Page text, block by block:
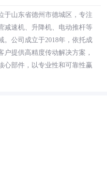
于山东省德州市德城区，专注
减速机、升降机、电动推杆等
。公司成立于2018年，依托成
提供高精度传动解决方案，
心部件，以专业性和可靠性赢